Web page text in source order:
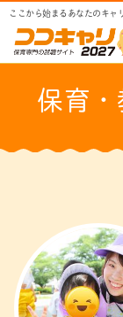
ここから始まるあなたのキャ
保育